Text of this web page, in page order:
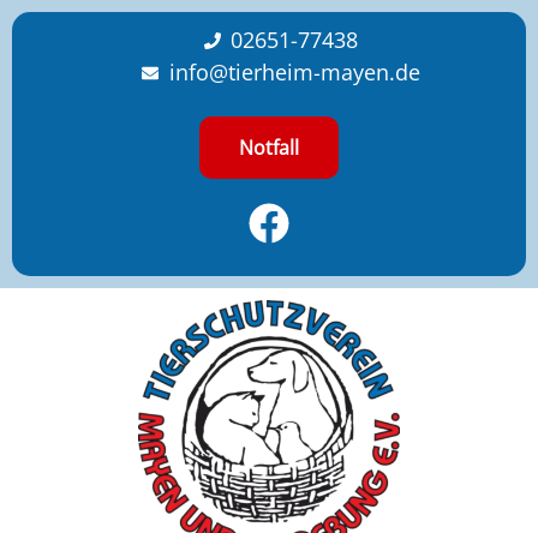
content
02651-77438
info@tierheim-mayen.de
Notfall